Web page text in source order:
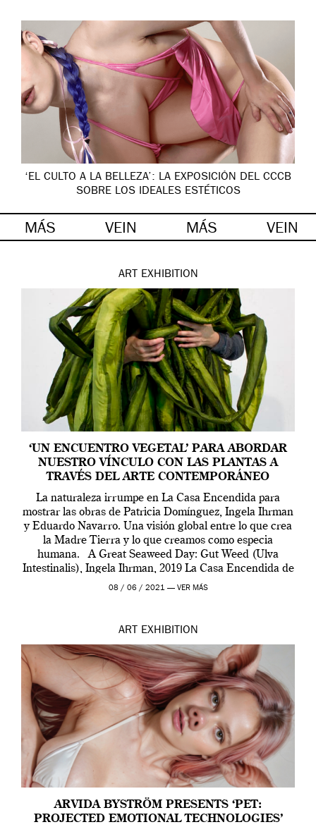
‘EL CULTO A LA BELLEZA’: LA EXPOSICIÓN DEL CCCB
SOBRE LOS IDEALES ESTÉTICOS
MÁS VEIN MÁS VEIN
ART EXHIBITION
‘UN ENCUENTRO VEGETAL’ PARA ABORDAR
NUESTRO VÍNCULO CON LAS PLANTAS A
TRAVÉS DEL ARTE CONTEMPORÁNEO
La naturaleza irrumpe en La Casa Encendida para
mostrar las obras de Patricia Domínguez, Ingela Ihrman
y Eduardo Navarro. Una visión global entre lo que crea
la Madre Tierra y lo que creamos como especia
humana. A Great Seaweed Day: Gut Weed (Ulva
Intestinalis), Ingela Ihrman, 2019 La Casa Encendida de
Madrid y la Wellcome […]
08 / 06 / 2021 — VER MÁS
ART EXHIBITION
ARVIDA BYSTRÖM PRESENTS ‘PET:
PROJECTED EMOTIONAL TECHNOLOGIES’